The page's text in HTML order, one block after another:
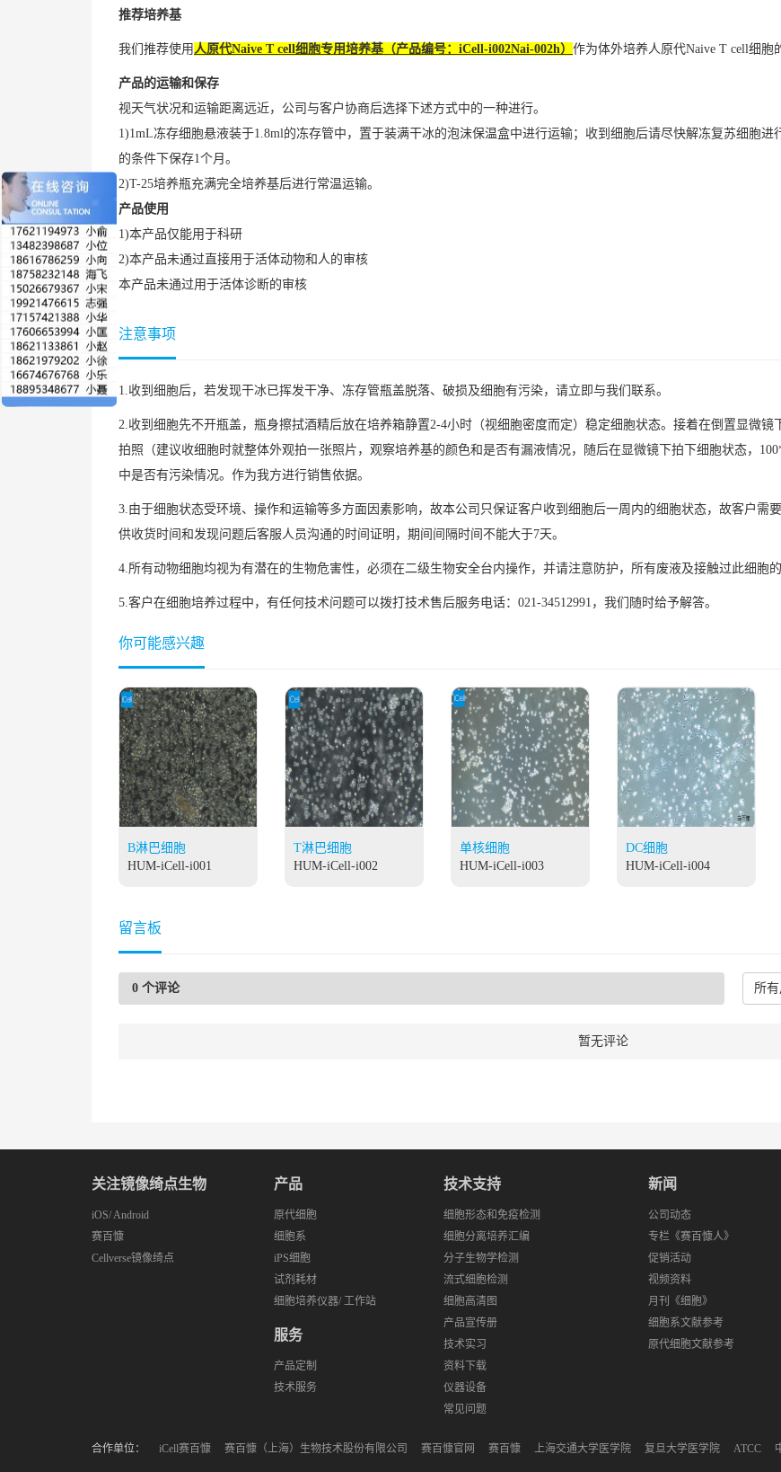
推荐培养基
我们推荐使用人原代Naive T cell细胞专用培养基（产品编号：iCell-i002Nai-002h） 作为体外培养人原代Naive T cell细胞
产品的运输和保存
视天气状况和运输距离远近，公司与客户协商后选择下述方式中的一种进行。
1)1mL冻存细胞悬液装于1.8ml的冻存管中，置于装满干冰的泡沫保温盒中进行运输；收到细胞后请尽快解冻复苏细胞
的条件下保存1个月。
2)T-25培养瓶充满完全培养基后进行常温运输。
产品使用
1)本产品仅能用于科研
2)本产品未通过直接用于活体动物和人的审核
本产品未通过用于活体诊断的审核
注意事项
1.收到细胞后，若发现干冰已挥发干净、冻存管瓶盖脱落、破损及细胞有污染，请立即与我们联系。
2.收到细胞先不开瓶盖，瓶身擦拭酒精后放在培养箱静置2-4小时（视细胞密度而定）稳定细胞状态。接着在倒置显微
拍照（建议收细胞时就整体外观拍一张照片，观察培养基的颜色和是否有漏液情况，随后在显微镜下拍下细胞状态，
中是否有污染情况。作为我方进行销售依据。
3.由于细胞状态受环境、操作和运输等多方面因素影响，故本公司只保证客户收到细胞后一周内的细胞状态，故客户需
供收货时间和发现问题后客服人员沟通的时间证明，期间间隔时间不能大于7天。
4.所有动物细胞均视为有潜在的生物危害性，必须在二级生物安全台内操作，并请注意防护，所有废液及接触过此细胞
5.客户在细胞培养过程中，有任何技术问题可以拨打技术售后服务电话：021-34512991，我们随时给予解答。
你可能感兴趣
B淋巴细胞
HUM-iCell-i001
T淋巴细胞
HUM-iCell-i002
单核细胞
HUM-iCell-i003
DC细胞
HUM-iCell-i004
留言板
0 个评论 所
暂无评论
关注镜像绮点生物
iOS/Android
赛百慷
Cellverse镜像绮点
产品
原代细胞
细胞系
iPS细胞
试剂耗材
细胞培养仪器/ 工作站
服务
产品定制
技术服务
技术支持
细胞形态和免疫检测
细胞分离培养汇编
分子生物学检测
流式细胞检测
细胞高清图
产品宣传册
技术实习
资料下载
仪器设备
常见问题
新闻
公司动态
专栏《赛百慷人》
促销活动
视频资料
月刊《细胞》
细胞系文献参考
原代细胞文献参考
合作单位： iCell赛百慷 赛百慷（上海）生物技术股份有限公司 赛百慷官网 赛百慷 上海交通大学医学院 复旦大学医学院 ATCC